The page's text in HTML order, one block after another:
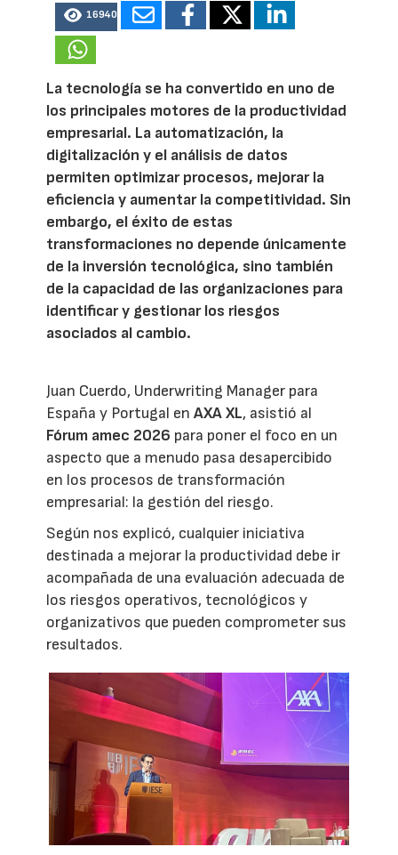
16940
La tecnología se ha convertido en uno de
los principales motores de la productividad
empresarial. La automatización, la
digitalización y el análisis de datos
permiten optimizar procesos, mejorar la
eficiencia y aumentar la competitividad. Sin
embargo, el éxito de estas
transformaciones no depende únicamente
de la inversión tecnológica, sino también
de la capacidad de las organizaciones para
identificar y gestionar los riesgos
asociados al cambio.
Juan Cuerdo, Underwriting Manager para
España y Portugal enAXA XL, asistió al
Fórum amec 2026 para poner el foco en un
aspecto que a menudo pasa desapercibido
en los procesos de transformación
empresarial: la gestión del riesgo.
Según nos explicó, cualquier iniciativa
destinada a mejorar la productividad debe ir
acompañada de una evaluación adecuada de
los riesgos operativos, tecnológicos y
organizativos que pueden comprometer sus
resultados.